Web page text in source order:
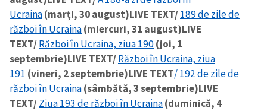
Ucraina(marți, 30 august)LIVE TEXT/189 de zile de
război în Ucraina(miercuri, 31 august)LIVE
TEXT/Război în Ucraina, ziua 190(joi, 1
septembrie)LIVE TEXT/Război în Ucraina, ziua
191 (vineri, 2 septembrie)LIVE TEXT/ 192 de zile de
război în Ucraina(sâmbătă, 3 septembrie)LIVE
TEXT/Ziua 193 de război în Ucraina(duminică, 4